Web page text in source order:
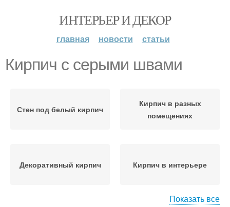
ИНТЕРЬЕР И ДЕКОР
главная новости статьи
Кирпич с серыми швами
Стен под белый кирпич
Кирпич в разных
помещениях
Декоративный кирпич Кирпич в интерьере
Показать все